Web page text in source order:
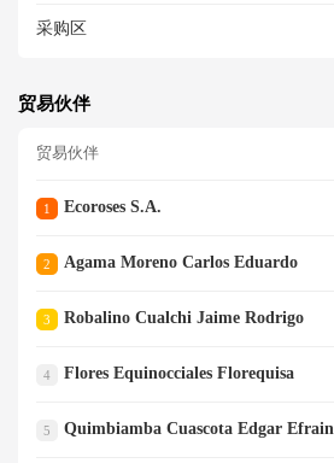
采购区
贸易伙伴
贸易伙伴
1 Ecoroses S.a.
2 Agama Moreno Carlos Eduardo
3 Robalino Cualchi Jaime Rodrigo
4 Flores Equinocciales Florequisa
5 Quimbiamba Cuascota Edgar Efrain